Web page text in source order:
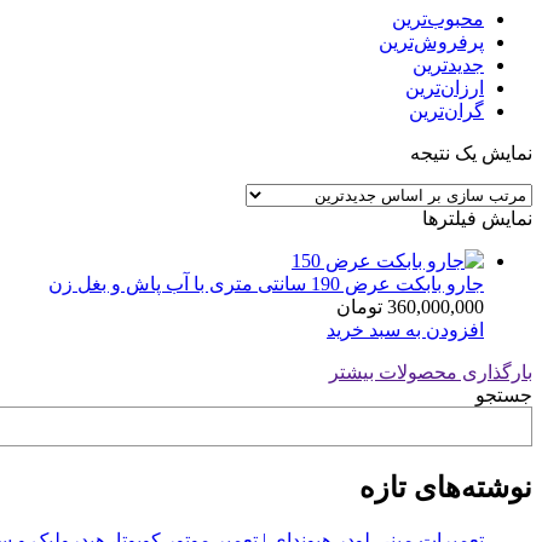
محبوب‌ترین
پرفروش‌ترین
جدیدترین
ارزان‌ترین
گران‌ترین
نمایش یک نتیجه
نمایش فیلترها
جارو بابکت عرض 190 سانتی متری با آب پاش و بغل زن
360,000,000 تومان
افزودن به سبد خرید
بارگذاری محصولات بیشتر
جستجو
نوشته‌های تازه